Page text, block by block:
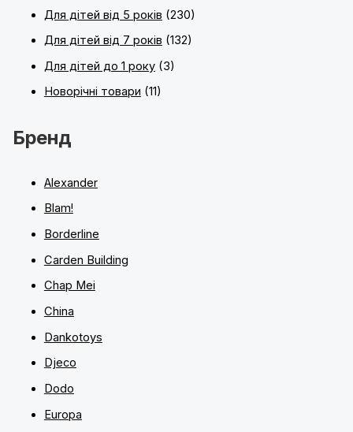
Для дітей від 5 років (230)
Для дітей від 7 років (132)
Для дітей до 1 року (3)
Новорічні товари (11)
Бренд
Alexander
Blam!
Borderline
Carden Building
Chap Mei
China
Dankotoys
Djeco
Dodo
Europa